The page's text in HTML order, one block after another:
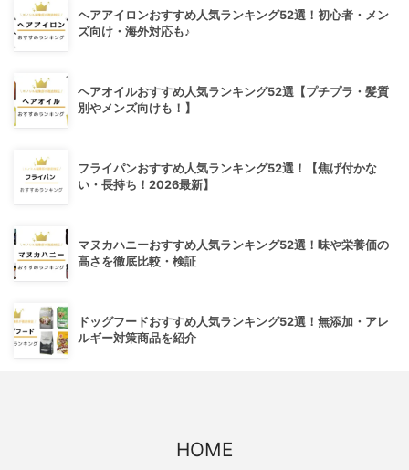
ヘアアイロンおすすめ人気ランキング52選！初心者・メン
ズ向け・海外対応も♪
ヘアオイルおすすめ人気ランキング52選【プチプラ・髪質
別やメンズ向けも！】
フライパンおすすめ人気ランキング52選！【焦げ付かな
い・長持ち！2026最新】
マヌカハニーおすすめ人気ランキング52選！味や栄養価の
高さを徹底比較・検証
ドッグフードおすすめ人気ランキング52選！無添加・アレ
ルギー対策商品を紹介
HOME